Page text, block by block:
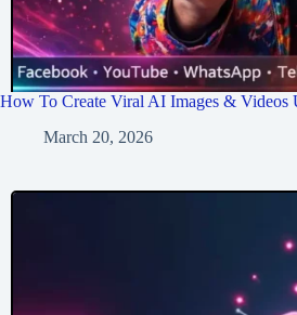
How To Create Viral AI Images & Videos
March 20, 2026